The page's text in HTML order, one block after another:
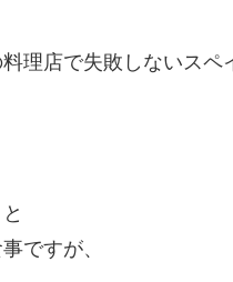
料理店で失敗しないスペ
ですが、